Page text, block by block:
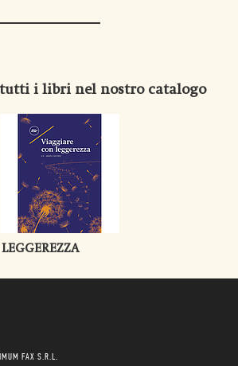
i libri nel nostro catalogo
FAX S.R.L.